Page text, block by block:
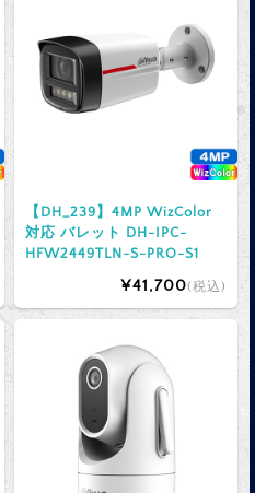
【DH_239】4MP WizColor
対応 バレット DH-IPC-
HFW2449TLN-S-PRO-S1
¥41,700(税込)